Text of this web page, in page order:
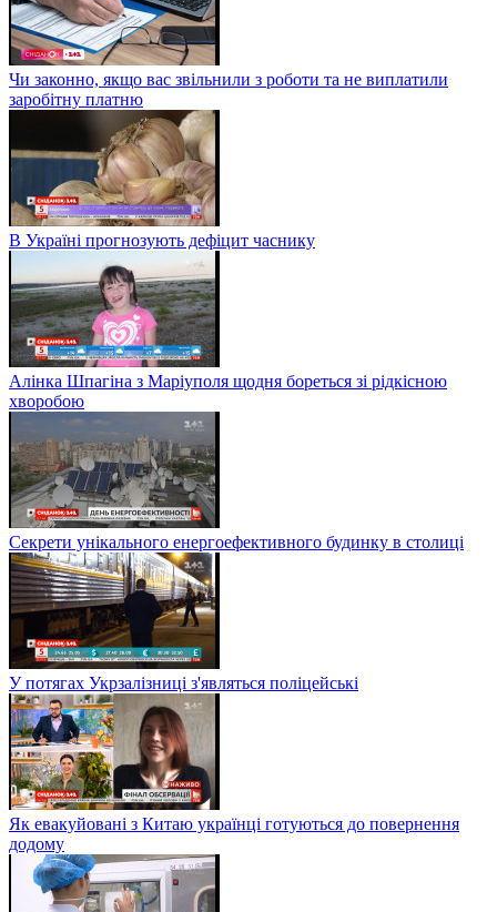
Чи законно, якщо вас звільнили з роботи та не виплатили
заробітну платню
В Україні прогнозують дефіцит часнику
Алінка Шпагіна з Маріуполя щодня бореться зі рідкісною
хворобою
Секрети унікального енергоефективного будинку в столиці
У потягах Укрзалізниці з'являться поліцейські
Як евакуйовані з Китаю українці готуються до повернення
додому